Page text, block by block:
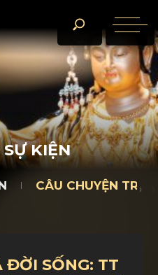
CÂU CHUYỆN TRÀ ĐÀM
SỰ KIỆN
CÂU CHUYỆN TRÀ
ĐỜI SỐNG: TT